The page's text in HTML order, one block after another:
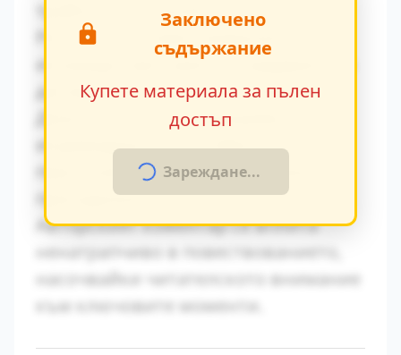
трайно в съзнанието на читателя.
Ритъмът на повествованието се
изгражда чрез умелото редуване на
динамични и статични епизоди.
Диалогичната реч разкрива
индивидуалните особености на
персонажите и тяхната социална
принадлежност.
Авторският коментар се вплита
ненатрапчиво в повествованието,
насочвайки читателското внимание
към ключовите моменти.
Заключено
съдържание
Купете материала за пълен
достъп
Зареждане...